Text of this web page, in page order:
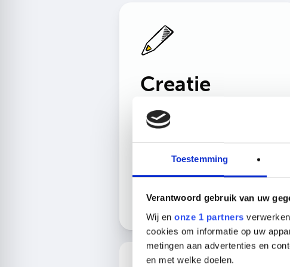
Toestemming
Verantwoord gebruik van uw
Wij en onze 1 partners
cookies om informatie op uw
metingen aan advertenties en
en met welke doelen.
Creatie
Marketing is opvallen en
aandacht is nodig voor
droogste kost om tot levendige
concepten die tot de verbeelding